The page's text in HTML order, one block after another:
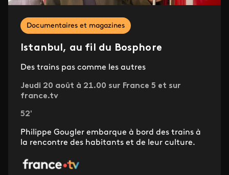
Documentaires et magazines
Istanbul, au fil du Bosphore
Des trains pas comme les autres
Jeudi 20 août à 21.00 sur France 5 et sur
france.tv
52'
Philippe Gougler embarque à bord des trains à
la rencontre des habitants et de leur culture.